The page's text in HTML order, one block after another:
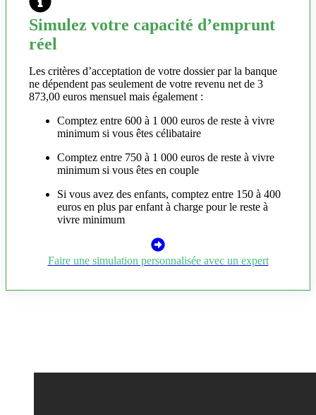
Simulez votre capacité d’emprunt
réel
Les critères d’acceptation de votre dossier par la banque
ne dépendent pas seulement de votre revenu net de 3
873,00 euros mensuel mais également :
Comptez entre 600 à 1 000 euros de reste à vivre
minimum si vous êtes célibataire
Comptez entre 750 à 1 000 euros de reste à vivre
minimum si vous êtes en couple
Si vous avez des enfants, comptez entre 150 à 400
euros en plus par enfant à charge pour le reste à
vivre minimum
Faire une simulation personnalisée avec un expert